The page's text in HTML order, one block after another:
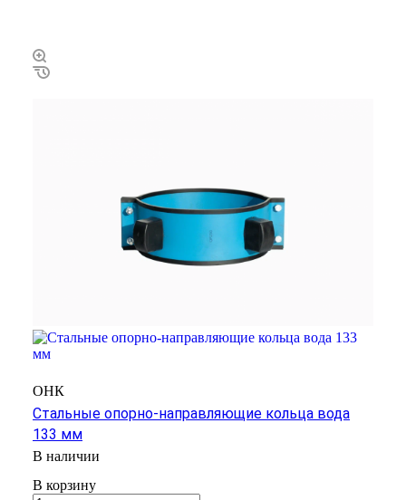
ОНК
Стальные опорно-направляющие кольца вода
133 мм
В наличии
В корзину